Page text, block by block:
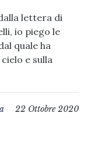
lettera di
io piego le
quale ha
e sulla
22 Ottobre 2020